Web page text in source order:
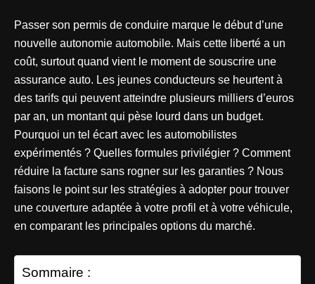
Passer son permis de conduire marque le début d’une
nouvelle autonomie automobile. Mais cette liberté a un
coût, surtout quand vient le moment de souscrire une
assurance auto. Les jeunes conducteurs se heurtent à
des tarifs qui peuvent atteindre plusieurs milliers d’euros
par an, un montant qui pèse lourd dans un budget.
Pourquoi un tel écart avec les automobilistes
expérimentés ? Quelles formules privilégier ? Comment
réduire la facture sans rogner sur les garanties ? Nous
faisons le point sur les stratégies à adopter pour trouver
une couverture adaptée à votre profil et à votre véhicule,
en comparant les principales options du marché.
Sommaire :